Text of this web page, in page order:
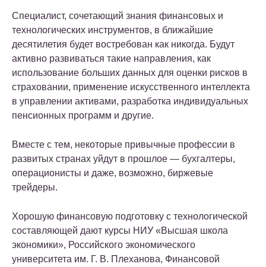
Специалист, сочетающий знания финансовых и
технологических инструментов, в ближайшие
десятилетия будет востребован как никогда. Будут
активно развиваться такие направления, как
использование больших данных для оценки рисков в
страховании, применение искусственного интеллекта
в управлении активами, разработка индивидуальных
пенсионных программ и другие.
Вместе с тем, некоторые привычные профессии в
развитых странах уйдут в прошлое — бухгалтеры,
операционисты и даже, возможно, биржевые
трейдеры.
Хорошую финансовую подготовку с технологической
составляющей дают курсы НИУ «Высшая школа
экономики», Российского экономического
университета им. Г. В. Плеханова, Финансовой